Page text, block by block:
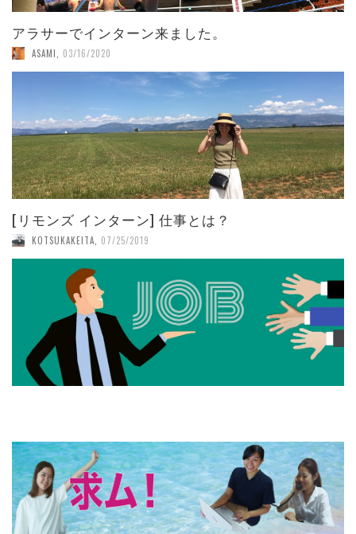
アラサーでインターン来ました。
ASAMI 03/16/2020
[リモンズ インターン] 仕事とは？
KOTSUKAKEITA 07/25/2019